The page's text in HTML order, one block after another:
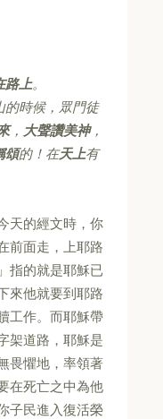
路上。
的時候，眾門徒
， 大聲讚美神，
頌的！在天上有
天的經文時，你
前面走，上耶路
指的就是耶穌已
來他就要到耶路
工作。而耶穌帶
架道路，耶穌是
畏懼地，率領著
在死亡之中為他
子民進入復活榮